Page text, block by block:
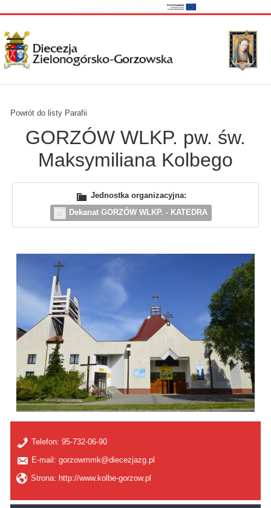
Powrót do listy Parafii
GORZÓW WLKP. pw. św.
Maksymiliana Kolbego
Jednostka organizacyjna:
Dekanat GORZÓW WLKP. - KATEDRA
Telefon:95-732-06-90
E-mail: gorzowmmk@diecezjazg.pl
Strona: http://www.kolbe-gorzow.pl